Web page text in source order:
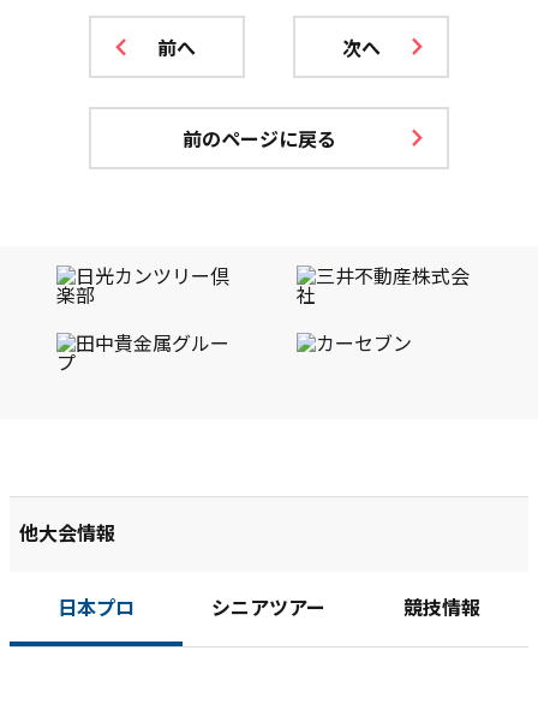
前へ 次へ
前のページに戻る
他大会情報
日本プロ シニアツアー 競技情報